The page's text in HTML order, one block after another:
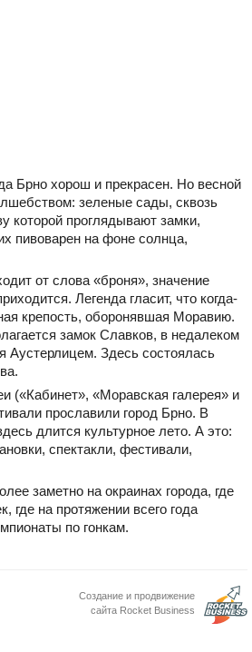
Брно хорош и прекрасен. Но весной
зеленые сады, сквозь
которой проглядывают замки,
пивоварен на фоне солнца,
от слова «броня», значение
Легенда гласит, что когда-
крепость, оборонявшая Моравию.
замок Славков, в недалеком
Здесь состоялась
(«Кабинет», «Моравская галерея» и
прославили город Брно. В
длится культурное лето. А это:
спектакли, фестивали,
заметно на окраинах города, где
где на протяжении всего года
по гонкам.
Создание и продвижение
сайта Rocket Business